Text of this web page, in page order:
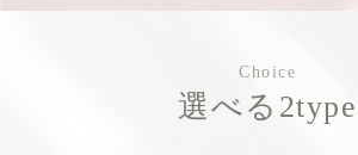
Choice
選べる2type